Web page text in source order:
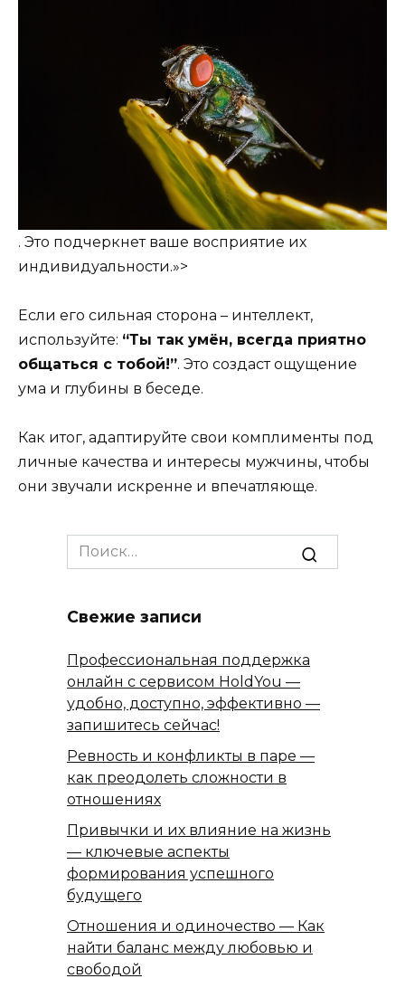
. Это подчеркнет ваше восприятие их
индивидуальности.»>
Если его сильная сторона – интеллект,
используйте: “Ты так умён, всегда приятно
общаться с тобой!”. Это создаст ощущение
ума и глубины в беседе.
Как итог, адаптируйте свои комплименты под
личные качества и интересы мужчины, чтобы
они звучали искренне и впечатляюще.
Search
for:
Свежие записи
Профессиональная поддержка
онлайн с сервисом HoldYou —
удобно, доступно, эффективно —
запишитесь сейчас!
Ревность и конфликты в паре —
как преодолеть сложности в
отношениях
Привычки и их влияние на жизнь
— ключевые аспекты
формирования успешного
будущего
Отношения и одиночество — Как
найти баланс между любовью и
свободой